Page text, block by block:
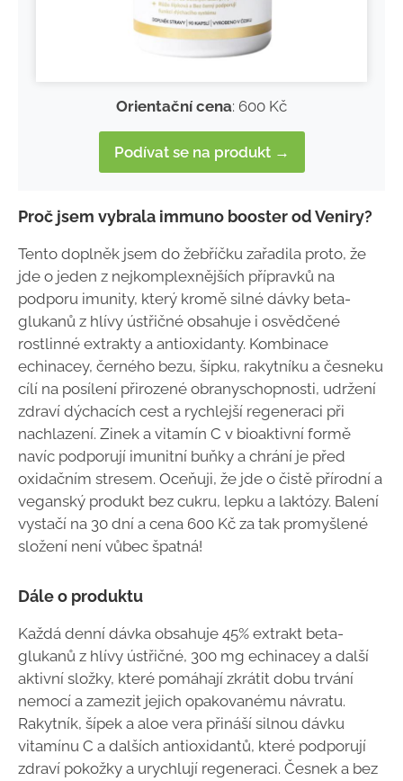
Orientační cena: 600 Kč
Podívat se na produkt →
Proč jsem vybrala immuno booster od Veniry?
Tento doplněk jsem do žebříčku zařadila proto, že
jde o jeden z nejkomplexnějších přípravků na
podporu imunity, který kromě silné dávky beta-
glukanů z hlívy ústřičné obsahuje i osvědčené
rostlinné extrakty a antioxidanty. Kombinace
echinacey, černého bezu, šípku, rakytníku a česneku
cílí na posílení přirozené obranyschopnosti, udržení
zdraví dýchacích cest a rychlejší regeneraci při
nachlazení. Zinek a vitamín C v bioaktivní formě
navíc podporují imunitní buňky a chrání je před
oxidačním stresem. Oceňuji, že jde o čistě přírodní a
veganský produkt bez cukru, lepku a laktózy. Balení
vystačí na 30 dní a cena 600 Kč za tak promyšlené
složení není vůbec špatná!
Dále o produktu
Každá denní dávka obsahuje 45% extrakt beta-
glukanů z hlívy ústřičné, 300 mg echinacey a další
aktivní složky, které pomáhají zkrátit dobu trvání
nemocí a zamezit jejich opakovanému návratu.
Rakytník, šípek a aloe vera přináší silnou dávku
vitamínu C a dalších antioxidantů, které podporují
zdraví pokožky a urychlují regeneraci. Česnek a bez